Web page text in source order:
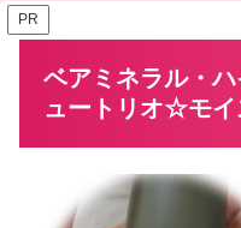
PR
ベアミネラル・
ュートリオ☆モイ